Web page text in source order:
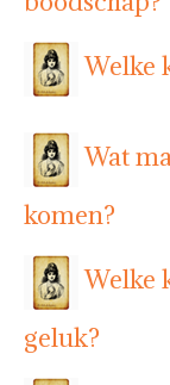
Welke
Wat
komen?
Welke
geluk?